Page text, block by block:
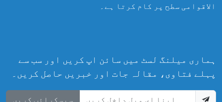
الاقوامی سطح پر کام کرتا ہے۔
ہماری میلنگ لسٹ میں سائن اپ کریں اور سب سے
پہلے فتاوی، مقالہ جات اور خبریں حاصل کریں۔
سبسکرائب کریں